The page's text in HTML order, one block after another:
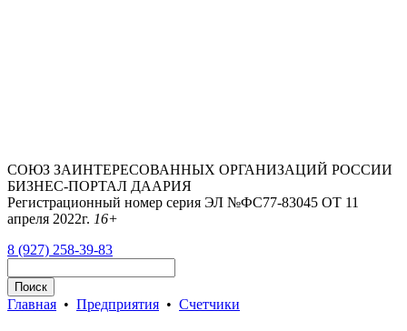
СОЮЗ ЗАИНТЕРЕСОВАННЫХ ОРГАНИЗАЦИЙ РОССИИ
БИЗНЕС-ПОРТАЛ ДААРИЯ
Регистрационный номер серия ЭЛ №ФС77-83045 ОТ 11
апреля 2022г. 16+
8 (927) 258-39-83
Главная • Предприятия • Счетчики